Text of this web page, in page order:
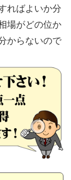
ればよいか分
場がどの位か
からないので